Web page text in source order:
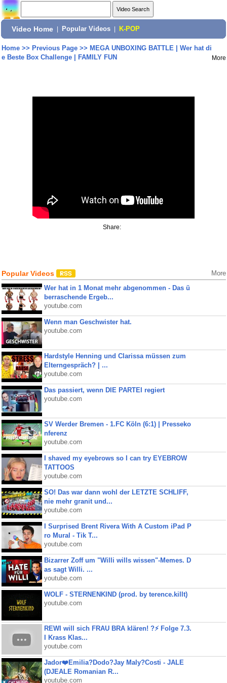
Video Home Popular Videos K-POP
Home>> Previous Page>> MEGA UNBOXING BATTLE | Wer hat di
e Beste Box Challenge | FAMILY FUN
More
Share:
Popular Videos More
Wer hat in 1 Monat mehr abgenommen - Das ü
berraschende Ergeb...
youtube.com
Wenn man Geschwister hat.
youtube.com
Hardstyle Henning und Clarissa müssen zum
Elterngespräch? | ...
youtube.com
Das passiert, wenn DIE PARTEI regiert
youtube.com
SV Werder Bremen - 1.FC Köln (6:1) | Presseko
nferenz
youtube.com
I shaved my eyebrows so I can try EYEBROW
TATTOOS
youtube.com
SO! Das war dann wohl der LETZTE SCHLIFF,
nie mehr granit und...
youtube.com
I Surprised Brent Rivera With A Custom iPad P
ro Mural - Tik T...
youtube.com
Bizarrer Zoff um "Willi wills wissen"-Memes. D
as sagt Willi. ...
youtube.com
WOLF - STERNENKIND (prod. by terence.killt)
youtube.com
REWI will sich FRAU BRA klären! ?⚡️ Folge 7.3.
I Krass Klas...
youtube.com
Jador❤️Emilia?Dodo?Jay Maly?Costi - JALE
(DJEALE Romanian R...
youtube.com